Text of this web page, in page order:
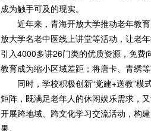
成为触手可及的现实。
近年来，青海开放大学推动老年教育
放大学名老中医线上讲堂等活动，让老
引入4000多讲26门类的优质资源，免费
教育成为缩小区域差距；将唐卡、青绣
同时，学校积极创新“党建+送教”模
矩阵，既满足老年人的休闲娱乐需求，
开展跨地域、跨文化学习交流活动，构
果。